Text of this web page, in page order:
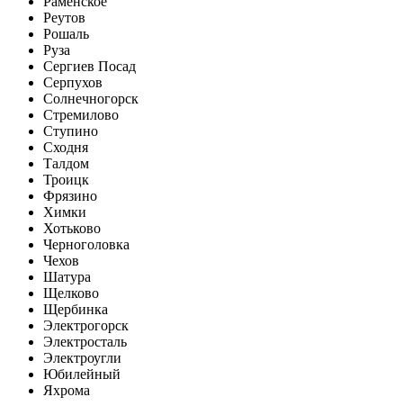
Реутов
Рошаль
Руза
Сергиев Посад
Серпухов
Солнечногорск
Стремилово
Ступино
Сходня
Талдом
Троицк
Фрязино
Химки
Хотьково
Черноголовка
Чехов
Шатура
Щелково
Щербинка
Электрогорск
Электросталь
Электроугли
Юбилейный
Яхрома